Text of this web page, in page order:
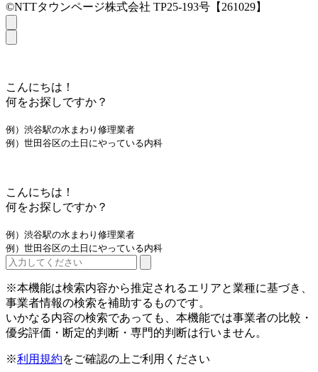
©NTTタウンページ株式会社 TP25-193号【261029】
こんにちは！
何をお探しですか？
例）渋谷駅の水まわり修理業者
例）世田谷区の土日にやっている内科
こんにちは！
何をお探しですか？
例）渋谷駅の水まわり修理業者
例）世田谷区の土日にやっている内科
※本機能は検索内容から推定されるエリアと業種に基づき、
事業者情報の検索を補助するものです。
いかなる内容の検索であっても、本機能では事業者の比較・
優劣評価・断定的判断・専門的判断は行いません。
※利用規約をご確認の上ご利用ください